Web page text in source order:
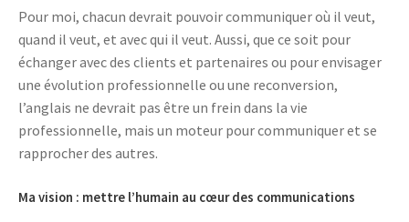
Pour moi, chacun devrait pouvoir communiquer où il veut,
quand il veut, et avec qui il veut. Aussi, que ce soit pour
échanger avec des clients et partenaires ou pour envisager
une évolution professionnelle ou une reconversion,
l’anglais ne devrait pas être un frein dans la vie
professionnelle, mais un moteur pour communiquer et se
rapprocher des autres.
Ma vision : mettre l’humain au cœur des communications